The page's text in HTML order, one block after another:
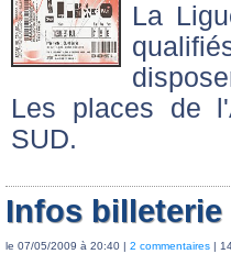
La
Les places de
SUD.
Infos
le 07/05/2009 à 20:40 | 2 commentaires |